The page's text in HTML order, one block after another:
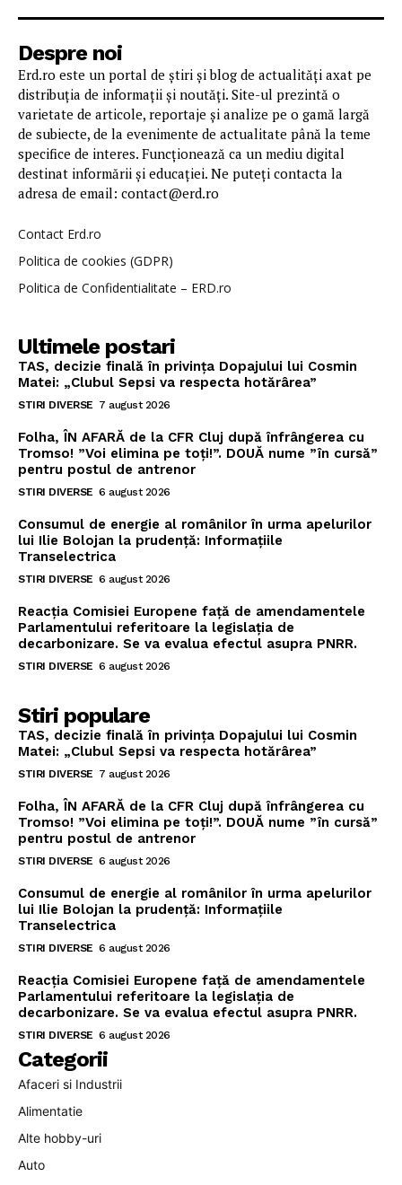
Despre noi
Erd.ro este un portal de știri și blog de actualități axat pe
distribuția de informații și noutăți. Site-ul prezintă o
varietate de articole, reportaje și analize pe o gamă largă
de subiecte, de la evenimente de actualitate până la teme
specifice de interes. Funcționează ca un mediu digital
destinat informării și educației. Ne puteți contacta la
adresa de email: contact@erd.ro
Contact Erd.ro
Politica de cookies (GDPR)
Politica de Confidentialitate – ERD.ro
Ultimele postari
TAS, decizie finală în privința Dopajului lui Cosmin
Matei: „Clubul Sepsi va respecta hotărârea”
STIRI DIVERSE 7 august 2026
Folha, ÎN AFARĂ de la CFR Cluj după înfrângerea cu
Tromso! ”Voi elimina pe toți!”. DOUĂ nume ”în cursă”
pentru postul de antrenor
STIRI DIVERSE 6 august 2026
Consumul de energie al românilor în urma apelurilor
lui Ilie Bolojan la prudență: Informațiile
Transelectrica
STIRI DIVERSE 6 august 2026
Reacția Comisiei Europene față de amendamentele
Parlamentului referitoare la legislația de
decarbonizare. Se va evalua efectul asupra PNRR.
STIRI DIVERSE 6 august 2026
Stiri populare
TAS, decizie finală în privința Dopajului lui Cosmin
Matei: „Clubul Sepsi va respecta hotărârea”
STIRI DIVERSE 7 august 2026
Folha, ÎN AFARĂ de la CFR Cluj după înfrângerea cu
Tromso! ”Voi elimina pe toți!”. DOUĂ nume ”în cursă”
pentru postul de antrenor
STIRI DIVERSE 6 august 2026
Consumul de energie al românilor în urma apelurilor
lui Ilie Bolojan la prudență: Informațiile
Transelectrica
STIRI DIVERSE 6 august 2026
Reacția Comisiei Europene față de amendamentele
Parlamentului referitoare la legislația de
decarbonizare. Se va evalua efectul asupra PNRR.
STIRI DIVERSE 6 august 2026
Categorii
Afaceri si Industrii
Alimentatie
Alte hobby-uri
Auto